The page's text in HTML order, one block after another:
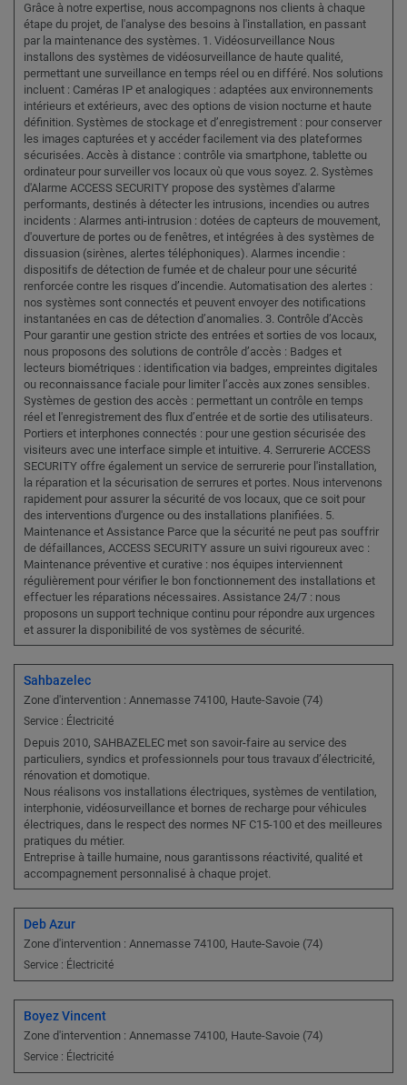
Grâce à notre expertise, nous accompagnons nos clients à chaque
étape du projet, de l'analyse des besoins à l'installation, en passant
par la maintenance des systèmes. 1. Vidéosurveillance Nous
installons des systèmes de vidéosurveillance de haute qualité,
permettant une surveillance en temps réel ou en différé. Nos solutions
incluent : Caméras IP et analogiques : adaptées aux environnements
intérieurs et extérieurs, avec des options de vision nocturne et haute
définition. Systèmes de stockage et d’enregistrement : pour conserver
les images capturées et y accéder facilement via des plateformes
sécurisées. Accès à distance : contrôle via smartphone, tablette ou
ordinateur pour surveiller vos locaux où que vous soyez. 2. Systèmes
d'Alarme ACCESS SECURITY propose des systèmes d'alarme
performants, destinés à détecter les intrusions, incendies ou autres
incidents : Alarmes anti-intrusion : dotées de capteurs de mouvement,
d'ouverture de portes ou de fenêtres, et intégrées à des systèmes de
dissuasion (sirènes, alertes téléphoniques). Alarmes incendie :
dispositifs de détection de fumée et de chaleur pour une sécurité
renforcée contre les risques d’incendie. Automatisation des alertes :
nos systèmes sont connectés et peuvent envoyer des notifications
instantanées en cas de détection d’anomalies. 3. Contrôle d’Accès
Pour garantir une gestion stricte des entrées et sorties de vos locaux,
nous proposons des solutions de contrôle d’accès : Badges et
lecteurs biométriques : identification via badges, empreintes digitales
ou reconnaissance faciale pour limiter l’accès aux zones sensibles.
Systèmes de gestion des accès : permettant un contrôle en temps
réel et l'enregistrement des flux d’entrée et de sortie des utilisateurs.
Portiers et interphones connectés : pour une gestion sécurisée des
visiteurs avec une interface simple et intuitive. 4. Serrurerie ACCESS
SECURITY offre également un service de serrurerie pour l'installation,
la réparation et la sécurisation de serrures et portes. Nous intervenons
rapidement pour assurer la sécurité de vos locaux, que ce soit pour
des interventions d'urgence ou des installations planifiées. 5.
Maintenance et Assistance Parce que la sécurité ne peut pas souffrir
de défaillances, ACCESS SECURITY assure un suivi rigoureux avec :
Maintenance préventive et curative : nos équipes interviennent
régulièrement pour vérifier le bon fonctionnement des installations et
effectuer les réparations nécessaires. Assistance 24/7 : nous
proposons un support technique continu pour répondre aux urgences
et assurer la disponibilité de vos systèmes de sécurité.
Sahbazelec
Zone d'intervention : Annemasse 74100, Haute-Savoie (74)
Service : Électricité
Depuis 2010, SAHBAZELEC met son savoir-faire au service des
particuliers, syndics et professionnels pour tous travaux d’électricité,
rénovation et domotique.
Nous réalisons vos installations électriques, systèmes de ventilation,
interphonie, vidéosurveillance et bornes de recharge pour véhicules
électriques, dans le respect des normes NF C15-100 et des meilleures
pratiques du métier.
Entreprise à taille humaine, nous garantissons réactivité, qualité et
accompagnement personnalisé à chaque projet.
Deb Azur
Zone d'intervention : Annemasse 74100, Haute-Savoie (74)
Service : Électricité
Boyez Vincent
Zone d'intervention : Annemasse 74100, Haute-Savoie (74)
Service : Électricité